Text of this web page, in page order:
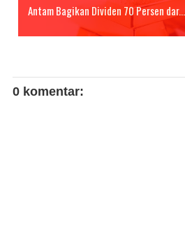
Antam Bagikan Dividen 70 Persen dar...
0 komentar: